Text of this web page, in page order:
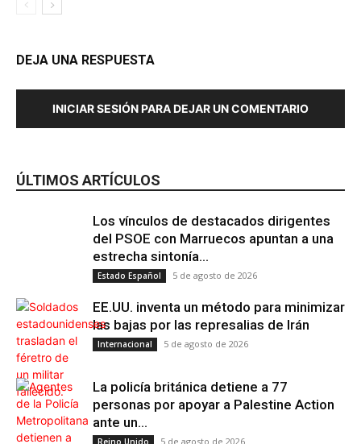
DEJA UNA RESPUESTA
INICIAR SESIÓN PARA DEJAR UN COMENTARIO
ÚLTIMOS ARTÍCULOS
Los vínculos de destacados dirigentes
del PSOE con Marruecos apuntan a una
estrecha sintonía...
Estado Español 5 de agosto de 2026
EE.UU. inventa un método para minimizar
las bajas por las represalias de Irán
Internacional 5 de agosto de 2026
La policía británica detiene a 77
personas por apoyar a Palestine Action
ante un...
Reino Unido 5 de agosto de 2026